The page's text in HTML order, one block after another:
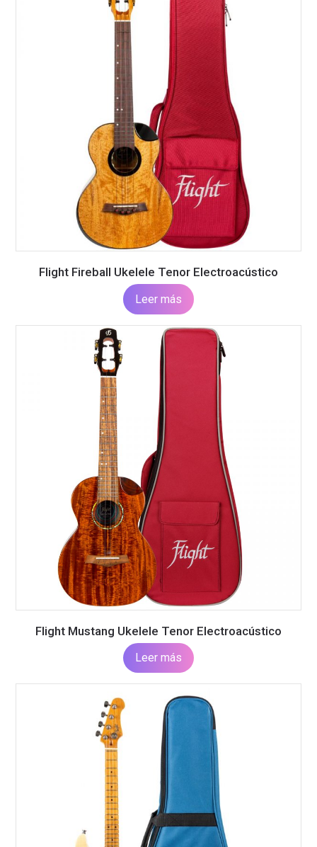
Flight Fireball Ukelele Tenor Electroacústico
Leer más
Flight Mustang Ukelele Tenor Electroacústico
Leer más